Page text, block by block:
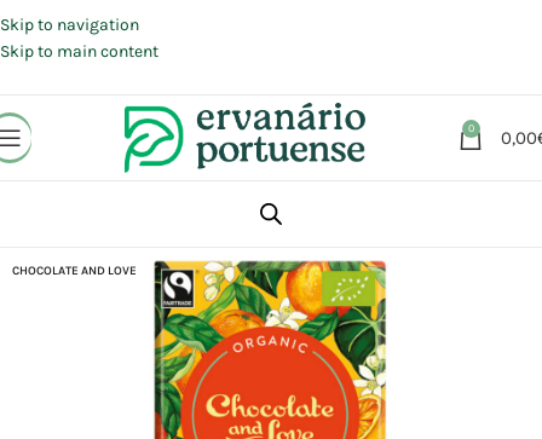
Skip to navigation
Skip to main content
0 0,00
Chocolates | Rebuçados | Pastilhas elásticas
CHOCOLATE AND LOVE